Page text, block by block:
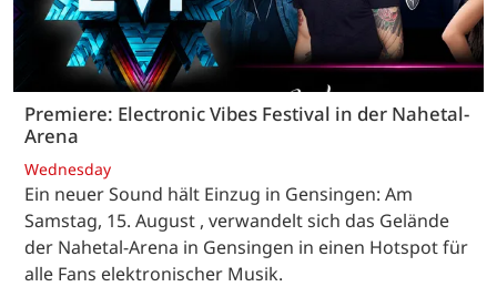
Premiere: Electronic Vibes Festival in der Nahetal-
Arena
Wednesday
Ein neuer Sound hält Einzug in Gensingen: Am
Samstag, 15. August , verwandelt sich das Gelände
der Nahetal-Arena in Gensingen in einen Hotspot für
alle Fans elektronischer Musik.